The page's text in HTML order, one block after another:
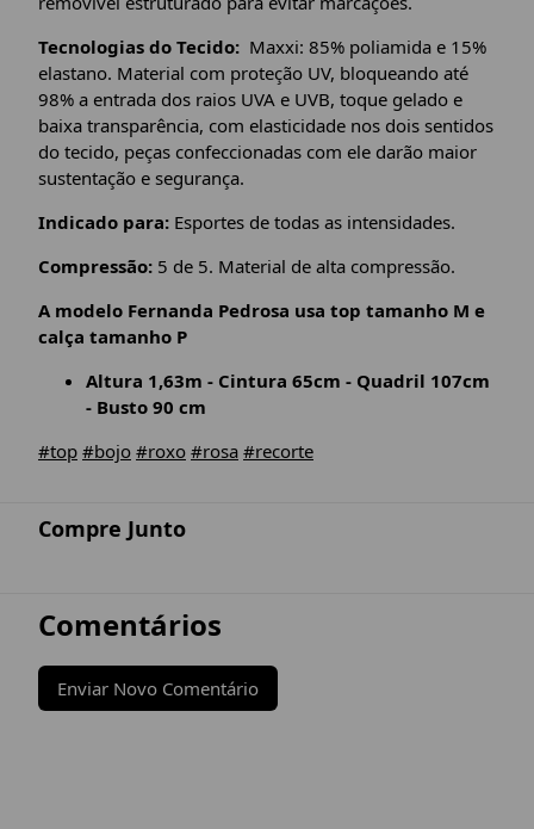
Tecnologias do Tecido: Maxxi: 85% poliamida e 15%
elastano. Material com proteção UV, bloqueando até
98% a entrada dos raios UVA e UVB, toque gelado e
baixa transparência, com elasticidade nos dois sentidos
do tecido, peças confeccionadas com ele darão maior
sustentação e segurança.
Indicado para: Esportes de todas as intensidades.
Compressão: 5 de 5. Material de alta compressão.
A modelo Fernanda Pedrosa usa top tamanho M e
calça tamanho P
Altura 1,63m - Cintura 65cm - Quadril 107cm
- Busto 90 cm
#top #bojo #roxo #rosa #recorte
Compre Junto
Comentários
Enviar Novo Comentário